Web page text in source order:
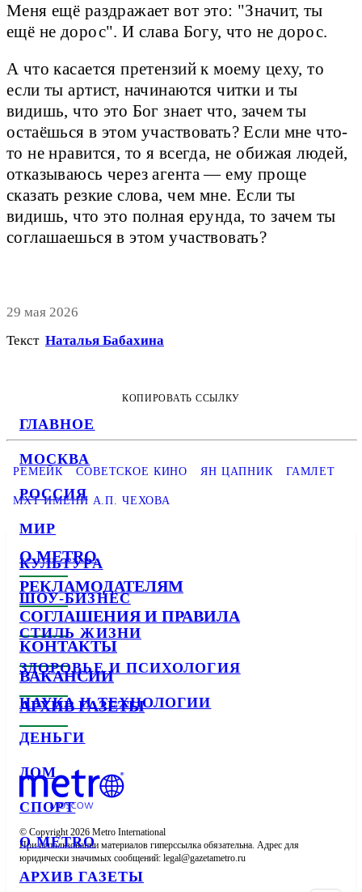
ГЛАВНОЕ
МОСКВА
РОССИЯ
МИР
КУЛЬТУРА
ШОУ-БИЗНЕС
СТИЛЬ ЖИЗНИ
ЗДОРОВЬЕ И ПСИХОЛОГИЯ
НАУКА И ТЕХНОЛОГИИ
ДЕНЬГИ
ДОМ
СПОРТ
О METRO
АРХИВ ГАЗЕТЫ
Меня ещё раздражает вот это: "Значит, ты
ещё не дорос". И слава Богу, что не дорос.
А что касается претензий к моему цеху, то
если ты артист, начинаются читки и ты
видишь, что это Бог знает что, зачем ты
остаёшься в этом участвовать? Если мне что-
то не нравится, то я всегда, не обижая людей,
отказываюсь через агента — ему проще
сказать резкие слова, чем мне. Если ты
видишь, что это полная ерунда, то зачем ты
соглашаешься в этом участвовать?
29 мая 2026
Текст Наталья Бабахина
КОПИРОВАТЬ ССЫЛКУ
РЕМЕЙК СОВЕТСКОЕ КИНО ЯН ЦАПНИК ГАМЛЕТ
МХТ ИМЕНИ А.П. ЧЕХОВА
О METRO
РЕКЛАМОДАТЕЛЯМ
СОГЛАШЕНИЯ И ПРАВИЛА
КОНТАКТЫ
ВАКАНСИИ
АРХИВ ГАЗЕТЫ
© Copyright 2026 Metro International
При использовании материалов гиперссылка обязательна. Адрес для
юридически значимых сообщений: